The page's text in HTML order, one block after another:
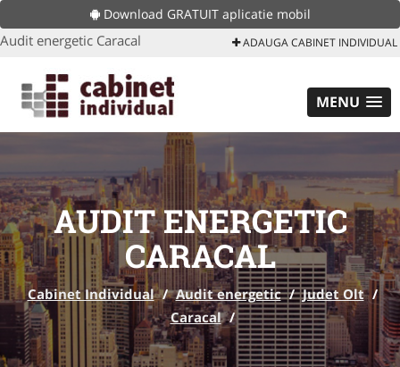
Download GRATUIT aplicatie mobil
Audit energetic Caracal ADAUGA CABINET INDIVIDUAL
MENU
AUDIT ENERGETIC
CARACAL
Cabinet Individual / Audit energetic / Judet Olt /
Caracal /